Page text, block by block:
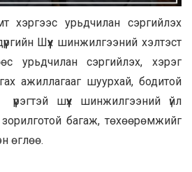
хэргээс урьдчилан сэргийлэх
Шүүх шинжилгээний хэлтэст
урьдчилан сэргийлэх, хэрэг
ажиллагааг шуурхай, бодитой
үүрэгтэй шүүх шинжилгээний үйл
багаж, төхөөрөмжийг
өглөө.